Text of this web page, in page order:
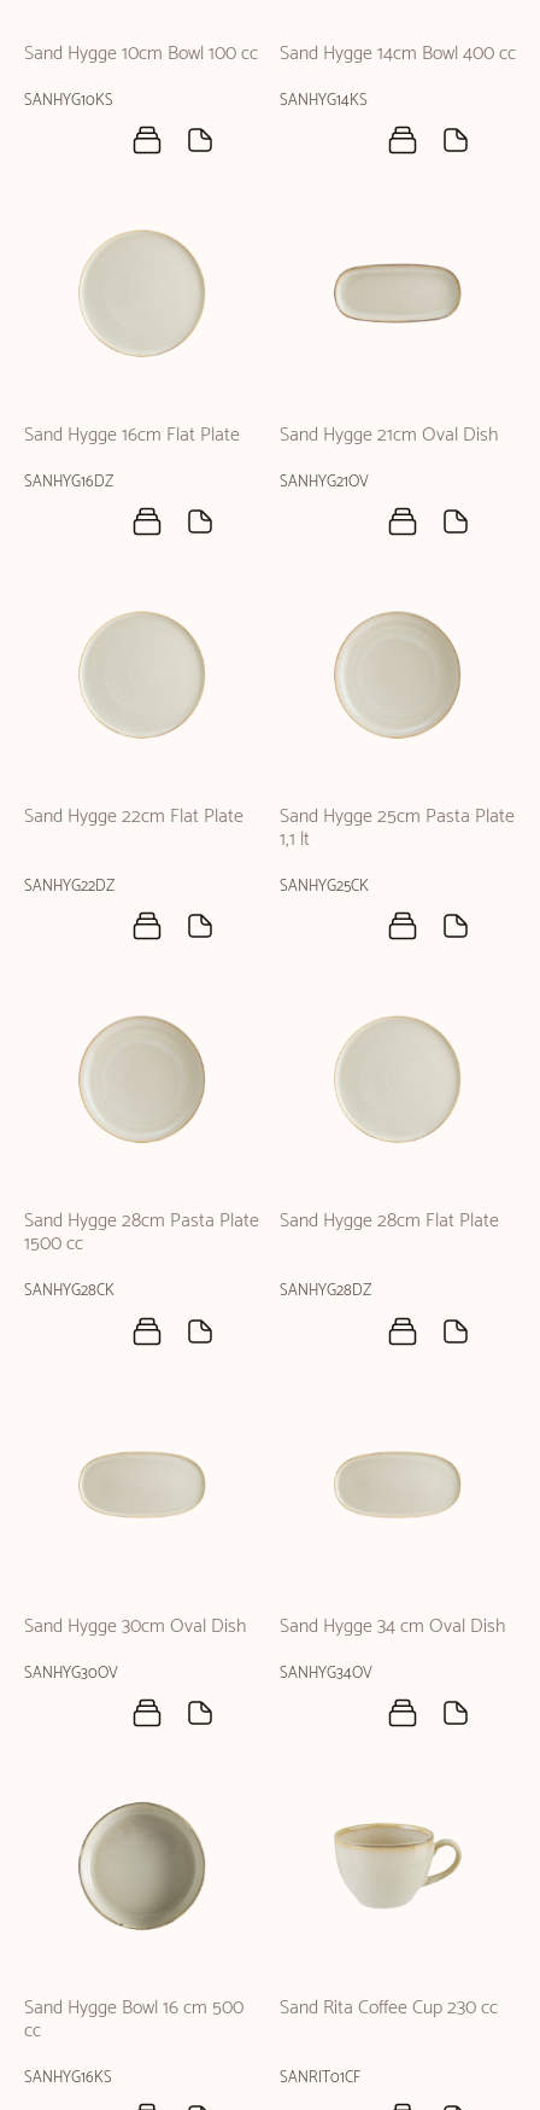
Sand Hygge 10cm Bowl 100 cc
SANHYG10KS
Sand Hygge 14cm Bowl 400 cc
SANHYG14KS
Sand Hygge 16cm Flat Plate
SANHYG16DZ
Sand Hygge 21cm Oval Dish
SANHYG21OV
Sand Hygge 22cm Flat Plate
SANHYG22DZ
Sand Hygge 25cm Pasta Plate
1,1 lt
SANHYG25CK
Sand Hygge 28cm Pasta Plate
1500 cc
SANHYG28CK
Sand Hygge 28cm Flat Plate
SANHYG28DZ
Sand Hygge 30cm Oval Dish
SANHYG30OV
Sand Hygge 34 cm Oval Dish
SANHYG34OV
Sand Hygge Bowl 16 cm 500
cc
SANHYG16KS
Sand Rita Coffee Cup 230 cc
SANRIT01CF